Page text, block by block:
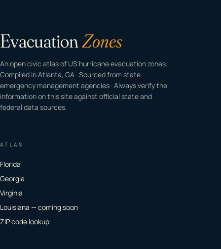
EvacuationZones
An open civic atlas of US hurricane evacuation zones.
Compiled in Atlanta, GA · Sourced from state
emergency management agencies · Always verify the
information on this site against official state and
federal data sources.
ATLAS
Florida
Georgia
Virginia
Louisiana — coming soon
ZIP code lookup